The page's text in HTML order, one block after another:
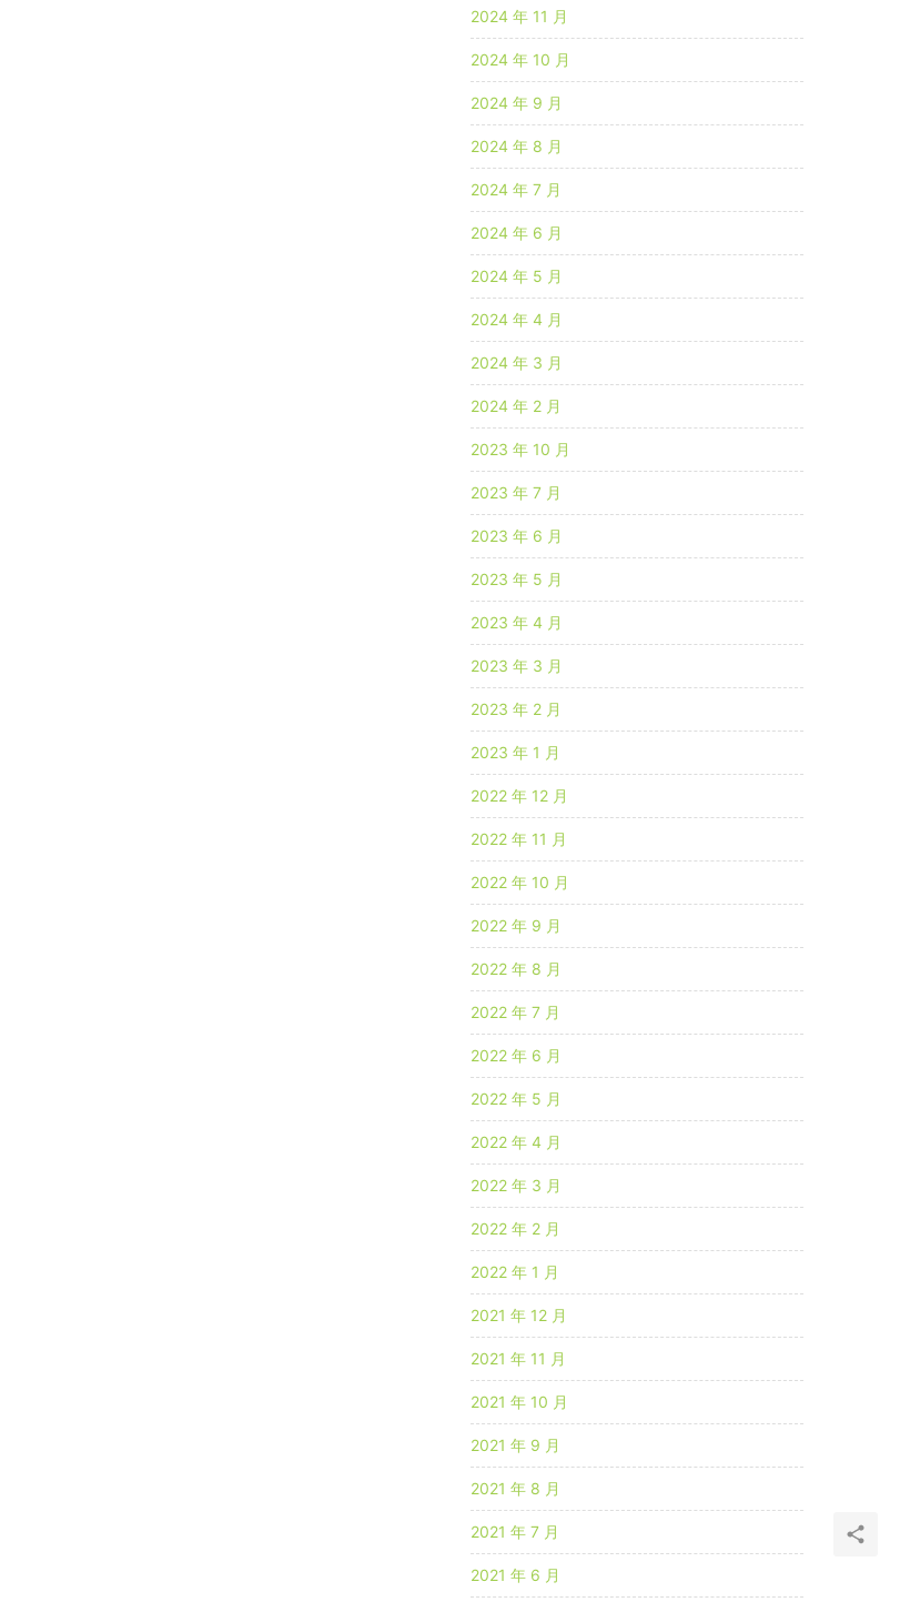
2024 年 11 月
2024 年 10 月
2024 年 9 月
2024 年 8 月
2024 年 7 月
2024 年 6 月
2024 年 5 月
2024 年 4 月
2024 年 3 月
2024 年 2 月
2023 年 10 月
2023 年 7 月
2023 年 6 月
2023 年 5 月
2023 年 4 月
2023 年 3 月
2023 年 2 月
2023 年 1 月
2022 年 12 月
2022 年 11 月
2022 年 10 月
2022 年 9 月
2022 年 8 月
2022 年 7 月
2022 年 6 月
2022 年 5 月
2022 年 4 月
2022 年 3 月
2022 年 2 月
2022 年 1 月
2021 年 12 月
2021 年 11 月
2021 年 10 月
2021 年 9 月
2021 年 8 月
2021 年 7 月
2021 年 6 月